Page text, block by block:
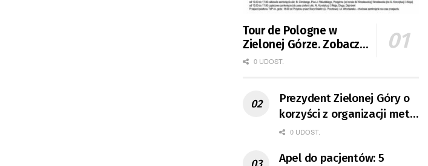
Tour de Pologne w
Zielonej Górze. Zobacz
zmiany w organizacji
0 UDOST.
Prezydent Zielonej Góry o
korzyści z organizacji mety
Tour de Pologne
0 UDOST.
Apel do pacjentów: 5